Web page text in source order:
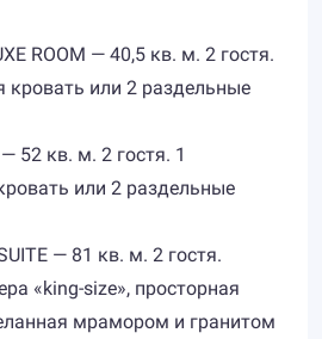
ROOM — 40,5 кв. м. 2 гостя.
кровать или 2 раздельные
52 кв. м. 2 гостя. 1
или 2 раздельные
— 81 кв. м. 2 гостя.
«king-size», просторная
мрамором и гранитом